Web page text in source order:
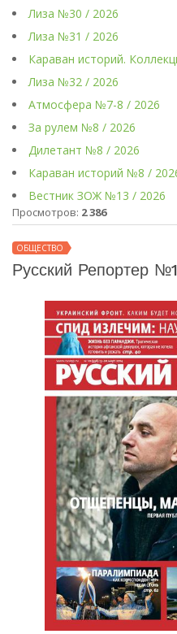
Лиза №30 / 2026
Лиза №31 / 2026
Караван историй.
Лиза №32 / 2026
Атмосфера №7-8 / 2026
За рулем №8 / 2026
Дилетант №8 / 2026
Караван историй №8 /
Вестник ЗОЖ №13 / 2026
Просмотров: 2 386
ОБЩЕСТВО
Русский Репортер